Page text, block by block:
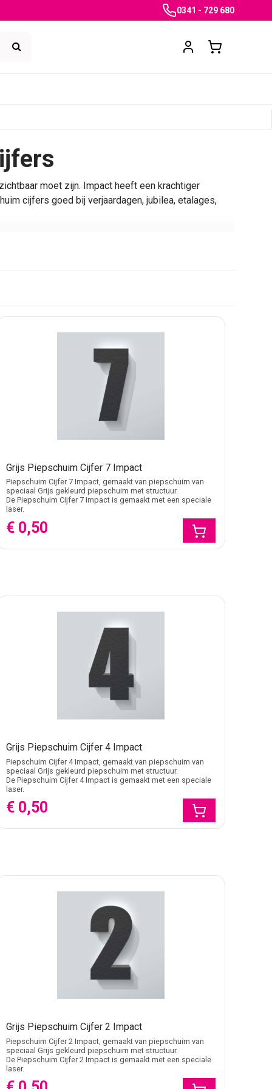
0341 - 729 680
moet zijn. Impact heeft een krachtiger
cijfers goed bij verjaardagen, jubilea, etalages,
leeftijd, datum, jaartal, actienummer, tafelnummer
uitgesproken dan Big John. Daardoor werkt
dit materiaal bekijken, ga dan naarpiepschuim
jaartallen, jubilea, datums, beursnummers,
podium, etalagevloer of fotomoment.
dan een vlakke print of sticker, terwijl ze licht
displays, schoolprojecten en decoratieve details
die vanaf meer afstand zichtbaar moeten zijn.
basis en valt goed op tegen donkere achtergronden.
in een decoratieopstelling.
stoten, zware belasting, vocht of langdurig
kunnen beschadigen door wind of intensief contact.
metCijfers Grobold Piepschuim
. Voor een bredere
Neue Piepschuim
. Wil je een sierlijker cijferbeeld,
deze Impact-cijfers.
Houten Cijfers Impact en
Kunststof Cijfers Impact
actienummers, jaartallen, jubilea,
Impact heeft een stevig cijferbeeld, dus meet
is niet geschikt voor piepschuim,
Grijs Piepschuim Cijfer 7 Impact
Piepschuim Cijfer 7 Impact, gemaakt van piepschuim van
speciaal Grijs gekleurd piepschuim met structuur.
De Piepschuim Cijfer 7 Impact is gemaakt met een speciale
laser.
€ 0,50
Grijs Piepschuim Cijfer 4 Impact
Piepschuim Cijfer 4 Impact, gemaakt van piepschuim van
speciaal Grijs gekleurd piepschuim met structuur.
De Piepschuim Cijfer 4 Impact is gemaakt met een speciale
laser.
€ 0,50
Grijs Piepschuim Cijfer 2 Impact
Piepschuim Cijfer 2 Impact, gemaakt van piepschuim van
speciaal Grijs gekleurd piepschuim met structuur.
De Piepschuim Cijfer 2 Impact is gemaakt met een speciale
laser.